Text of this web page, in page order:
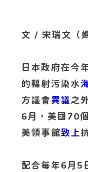
文 / 宋瑞文（
日本政府在今
的輻射污染水
方議會異議之
6月，美國70
美領事館致上
配合每年6月5